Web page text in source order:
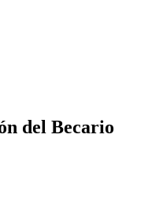
del Becario